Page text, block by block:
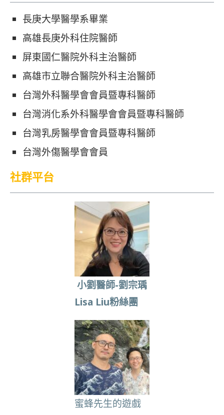
長庚大學醫學系畢業
高雄長庚外科住院醫師
屏東國仁醫院外科主治醫師
高雄市立聯合醫院外科主治醫師
台灣外科醫學會會員暨專科醫師
台灣消化系外科醫學會會員暨專科醫師
台灣乳房醫學會會員暨專科醫師
台灣外傷醫學會會員
社群平台
小劉醫師-劉宗瑀
Lisa Liu粉絲團
蜜蜂先生的遊戲